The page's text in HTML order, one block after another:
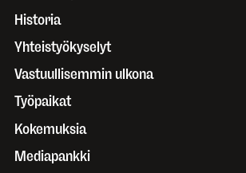
Historia
Yhteistyökyselyt
Vastuullisemmin ulkona
Työpaikat
Kokemuksia
Mediapankki